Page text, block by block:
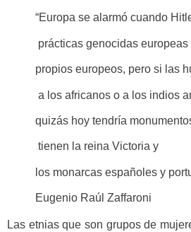
“Europa se alarmó cuando
prácticas genocidas europeas
propios europeos, pero si las
a los africanos o a los indios
quizás hoy tendría
tienen la reina Victoria y
los monarcas españoles y
Eugenio Raúl Zaffaroni
Las etnias que son grupos de